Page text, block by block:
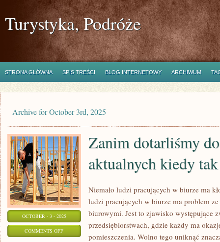
Turystyka, Podróże
STRONA GŁÓWNA SPIS TREŚCI BLOG INTERNETOWY ARCHIWUM
Archive for October 3rd, 2025
OCTOBER - 3 - 2025
COMMENTS OFFON
Zanim dotarliśmy
aktualnych kiedy
Niemało ludzi pracujących w biurze ma
ludzi pracujących w biurze ma problem
biurowymi. Jest to zjawisko występujące
przedsiębiorstwach, gdzie każdy ma
pomieszczenia. Wolno tego uniknąć